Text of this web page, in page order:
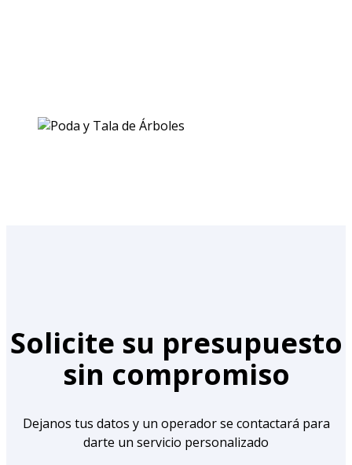
Solicite su presupuesto
sin compromiso
Dejanos tus datos y un operador se contactará para
darte un servicio personalizado